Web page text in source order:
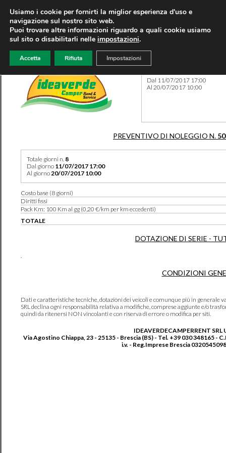
Dal 11/07/2017 17:00
Al 20/07/2017 10:00
PREVENTIVO DI NOLEGGIO N.
Totale giorni n. 8
Dal giorno 11/07/2017 17:00
Al giorno20/07/2017 10:00
Costo base (8 giorni)
Diritti fissi
Pack Km: 100 Km al gg (0,20 €/km per km eccedenti)
TOTALE
DOTAZIONE DI SERIE -
.
CONDIZIONI
Dati e caratteristiche tecniche, dotazioni dei veicoli e comunque più in generale
SRL declina ogni responsabilità relativa a modifiche, comprese aggiunte e/o
quindi da ritenersi NON vincolanti e con riserva di errore o modifica per siti.
IDEAVERDECAMPERRENT SRL
Via Agostino Chiappa, 23 - 25135 - Brescia (BS) - Tel. +39 030 348165 -
i.v. - Reg.Imprese Brescia
Usiamo i cookie per fornirti la miglior esperienza d'uso e
navigazione sul nostro sito web.
Puoi trovare altre informazioni riguardo a quali cookie usiamo
sul sito o disabilitarli nelle impostazioni.
Accetta Rifiuta Impostazioni